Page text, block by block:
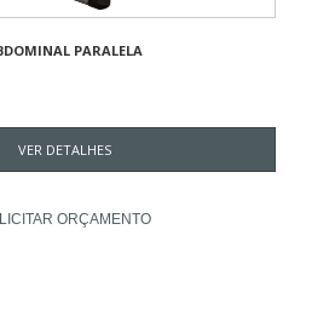
PARALELA
VER DETALHES
ORÇAMENTO